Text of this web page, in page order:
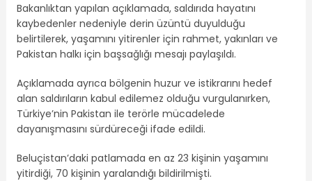
Bakanlıktan yapılan açıklamada, saldırıda hayatını
kaybedenler nedeniyle derin üzüntü duyulduğu
belirtilerek, yaşamını yitirenler için rahmet, yakınları ve
Pakistan halkı için başsağlığı mesajı paylaşıldı.
Açıklamada ayrıca bölgenin huzur ve istikrarını hedef
alan saldırıların kabul edilemez olduğu vurgulanırken,
Türkiye’nin Pakistan ile terörle mücadelede
dayanışmasını sürdüreceği ifade edildi.
Beluçistan’daki patlamada en az 23 kişinin yaşamını
yitirdiği, 70 kişinin yaralandığı bildirilmişti.